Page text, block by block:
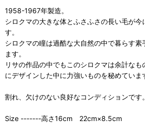
1958-1967年製造。
シロクマの大きな体とふさふさの長い毛が今
す。
シロクマの瞳は過酷な大自然の中で暮らす素
ます。
リサの作品の中でもこのシロクマは余計な
にデザインした中に力強いものを秘めていま
割れ、欠けのない良好なコンディションです。
Size -------高さ16cm 22cm×8.5cm